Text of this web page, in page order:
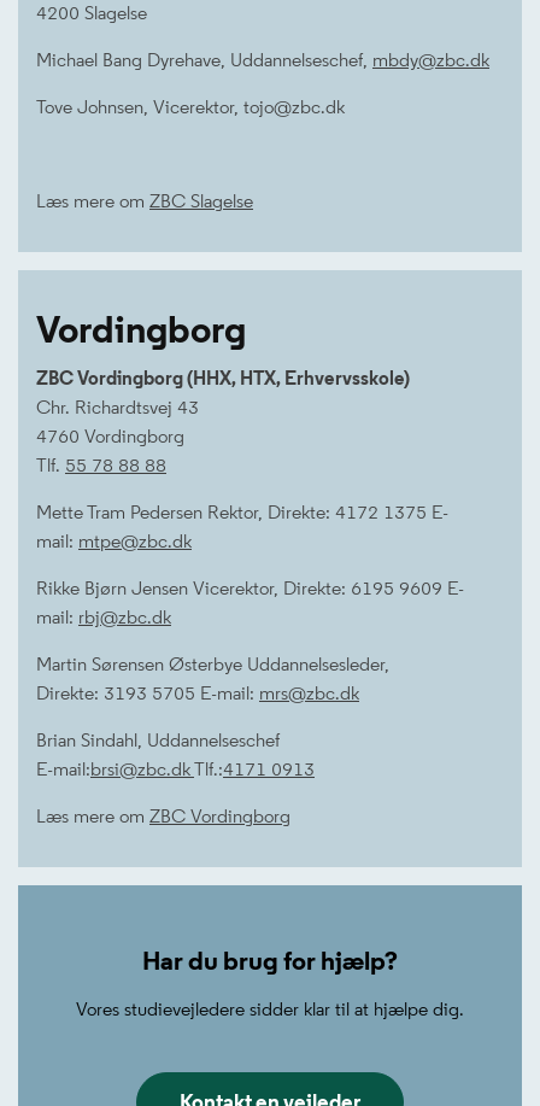
4200 Slagelse
Michael Bang Dyrehave, Uddannelseschef, mbdy@zbc.dk
Tove Johnsen, Vicerektor, tojo@zbc.dk
Læs mere om ZBC Slagelse
Vordingborg
ZBC Vordingborg (HHX, HTX, Erhvervsskole)
Chr. Richardtsvej 43
4760 Vordingborg
Tlf. 55 78 88 88
Mette Tram Pedersen Rektor, Direkte: 4172 1375 E-
mail: mtpe@zbc.dk
Rikke Bjørn Jensen Vicerektor, Direkte: 6195 9609 E-
mail: rbj@zbc.dk
Martin Sørensen Østerbye Uddannelsesleder,
Direkte: 3193 5705 E-mail: mrs@zbc.dk
Brian Sindahl, Uddannelseschef
E-mail:brsi@zbc.dkTlf.:4171 0913
Læs mere om ZBC Vordingborg
Har du brug for hjælp?
Vores studievejledere sidder klar til at hjælpe dig.